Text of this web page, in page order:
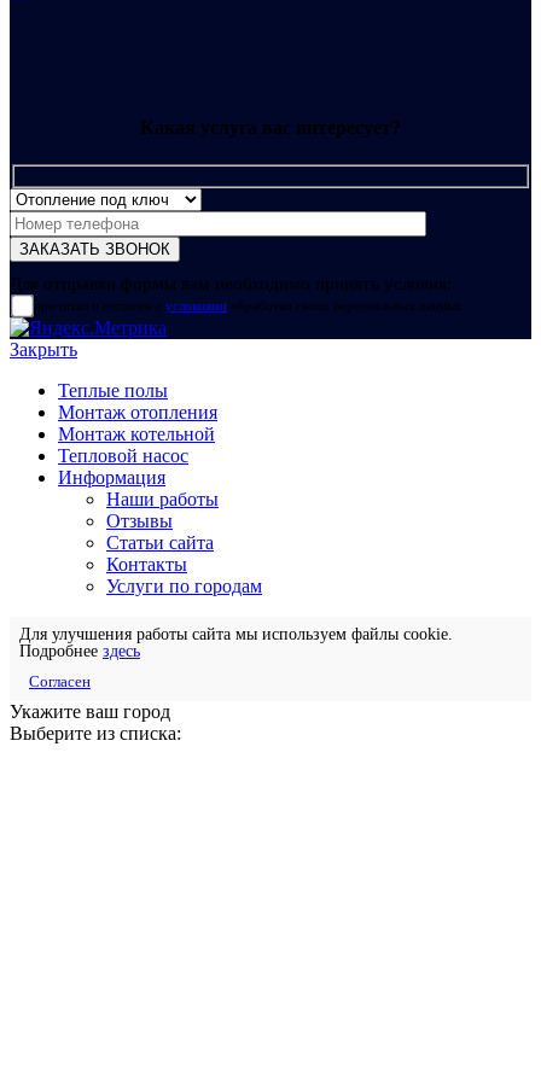
Какая услуга вас интересует?
Для отправки формы вам необходимо принять условия:
прочитал и согласен с условиями обработки своих персональных данных
Закрыть
Теплые полы
Монтаж отопления
Монтаж котельной
Тепловой насос
Информация
Наши работы
Отзывы
Статьи сайта
Контакты
Услуги по городам
Для улучшения работы сайта мы используем файлы cookie.
Подробнее здесь
Согласен
Укажите ваш город
Выберите из списка: